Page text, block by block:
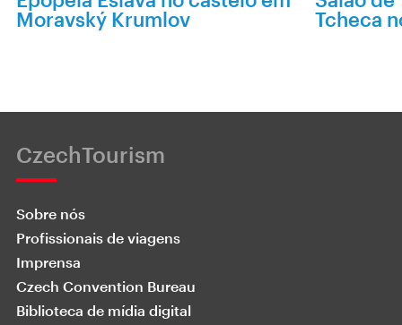
Moravský Krumlov
Tcheca
CzechTourism
Sobre nós
Profissionais de viagens
Imprensa
Czech Convention Bureau
Biblioteca de mídia digital